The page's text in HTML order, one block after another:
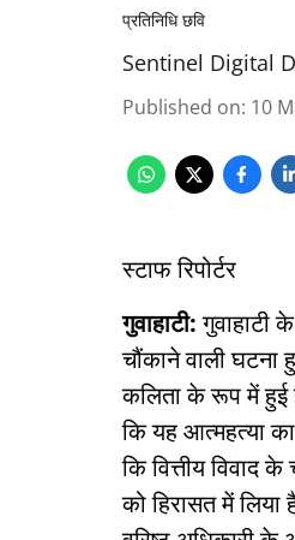
प्रतिनिधि छवि
Sentinel Digital
Published on: 10
स्टाफ रिपोर्टर
गुवाहाटी:गुवाहाटी
चौंकाने वाली घटना
कलिता के रूप में हुई
कि यह आत्महत्या
कि वित्तीय विवाद
को हिरासत में